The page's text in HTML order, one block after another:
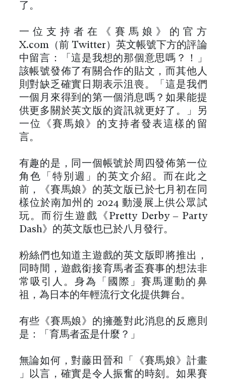
了。
一位支持者在《賽馬娘》的官方
X.com（前 Twitter）英文帳號下方的評論
中留言：「這是我想的那個意思嗎？！」
該帳號發佈了有關合作的貼文，而其他人
則對缺乏確實日期表示沮喪。「這是我們
一個月來得到的第一個消息嗎？如果能提
供更多關於英文版的資訊就更好了。」另
一位《賽馬娘》的支持者發表這樣的留
言。
有趣的是，同一個帳號於周四發佈第一位
角色「特別週」的英文介紹。而在此之
前，《賽馬娘》的英文版已於七月初在同
樣位於南加州的 2024 動漫展上供公眾試
玩。而衍生遊戲《Pretty Derby – Party
Dash》的英文版也已於八月發行。
粉絲們也知道主遊戲的英文版即將推出，
同時間，遊戲銜接育馬者盃賽事的想法非
常吸引人。身為「國際」賽馬運動的鼻
祖，為日本的年輕流行文化提供舞台。
有些《賽馬娘》的擁躉對此消息的反應則
是：「育馬者盃是什麼？」
無論如何，對藤田晉和「《賽馬娘》計畫
」以言，確實是令人振奮的時刻。如果賽